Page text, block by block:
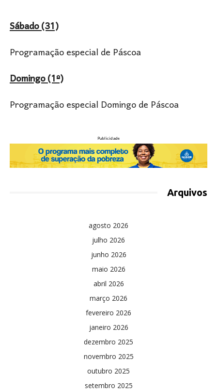
Sábado (31)
Programação especial de Páscoa
Domingo (1º)
Programação especial Domingo de Páscoa
Publicidade
Arquivos
agosto 2026
julho 2026
junho 2026
maio 2026
abril 2026
março 2026
fevereiro 2026
janeiro 2026
dezembro 2025
novembro 2025
outubro 2025
setembro 2025